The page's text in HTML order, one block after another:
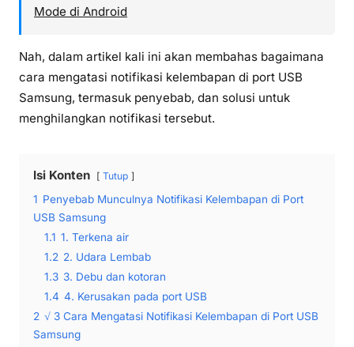
Mode di Android
Nah, dalam artikel kali ini akan membahas bagaimana
cara mengatasi notifikasi kelembapan di port USB
Samsung, termasuk penyebab, dan solusi untuk
menghilangkan notifikasi tersebut.
Isi Konten Tutup
1 Penyebab Munculnya Notifikasi Kelembapan di Port
USB Samsung
1.1 1. Terkena air
1.2 2. Udara Lembab
1.3 3. Debu dan kotoran
1.4 4. Kerusakan pada port USB
2 √ 3 Cara Mengatasi Notifikasi Kelembapan di Port USB
Samsung